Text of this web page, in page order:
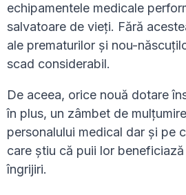
echipamentele medicale
salvatoare de vieți. Fără
ale prematurilor și nou-
scad considerabil.
De aceea, orice nouă dotare
în plus, un zâmbet de
personalului medical dar și pe
care știu că puii lor
îngrijiri.